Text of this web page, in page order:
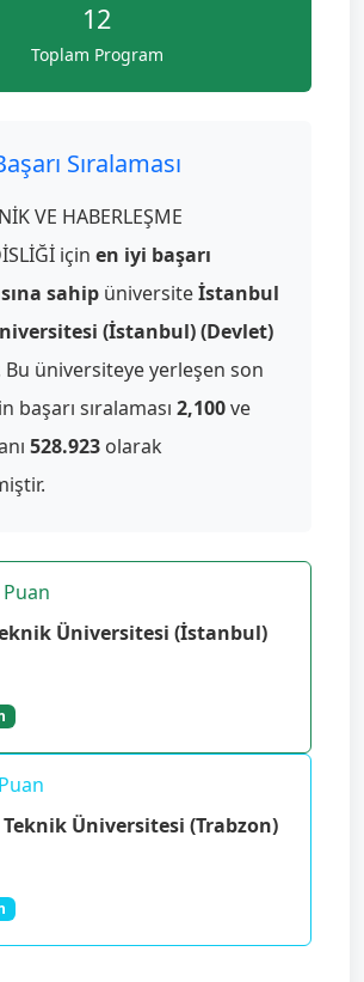
12
Toplam Program
Sıralaması
VE HABERLEŞME
için en iyi başarı
sahip üniversiteİstanbul
(İstanbul) (Devlet)
üniversiteye yerleşen son
başarı sıralaması 2,100ve
528.923 olarak
Üniversitesi (İstanbul)
Üniversitesi (Trabzon)